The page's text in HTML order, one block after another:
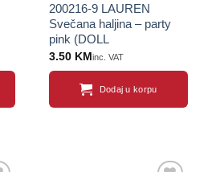
200216-9 LAUREN
Svečana haljina – party
pink (DOLL
COLLECTION)
3.50 KM inc. VAT
Dodaj u korpu